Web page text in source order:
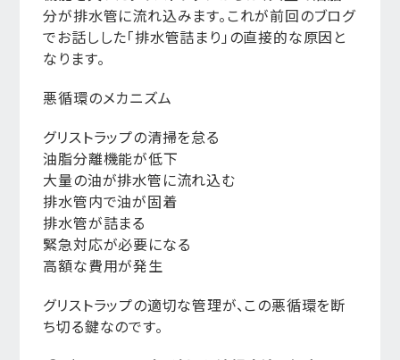
分が排水管に流れ込みます。これが前回のブログ
でお話しした「排水管詰まり」の直接的な原因と
なります。
悪循環のメカニズム
グリストラップの清掃を怠る
油脂分離機能が低下
大量の油が排水管に流れ込む
排水管内で油が固着
排水管が詰まる
緊急対応が必要になる
高額な費用が発生
グリストラップの適切な管理が、この悪循環を断
ち切る鍵なのです。